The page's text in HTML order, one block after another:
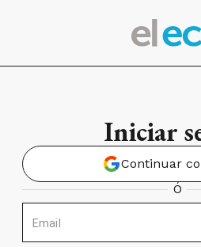
Iniciar
Continuar
Ó
Email